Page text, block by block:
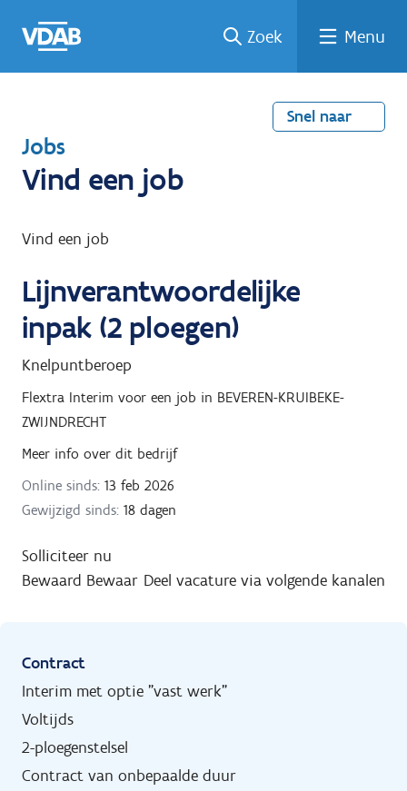
naar
een
een
job
naar
Zoek Menu
Snel naar
T
e
u
n
a
r
Jobs
Vind een job
Vind een job
Lijnverantwoordelijke
inpak (2 ploegen)
Knelpuntberoep
Flextra Interim voor een job in BEVEREN-KRUIBEKE-
ZWIJNDRECHT
Meer info over dit bedrijf
Online sinds: 13 feb 2026
Gewijzigd sinds: 18 dagen
Solliciteer nu
Bewaard Bewaar Deel vacature via volgende kanalen
Contract
Interim met optie "vast werk"
Voltijds
2-ploegenstelsel
Contract van onbepaalde duur